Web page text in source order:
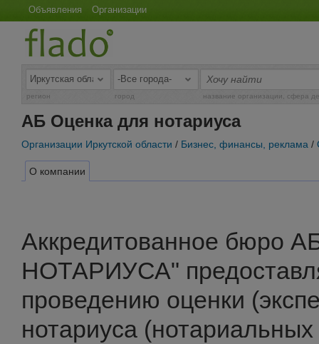
Объявления Организации
регион город название организации, сфера
АБ Оценка для нотариуса
Организации Иркутской области / Бизнес, финансы, реклама /
О компании
Аккредитованное бюро
НОТАРИУСА"
проведению оценки
нотариуса (нотариальных